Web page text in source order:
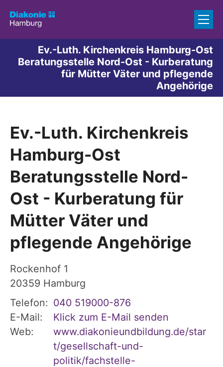
Ev.-Luth. Kirchenkreis Hamburg-Ost
Beratungsstelle Nord-Ost - Kurberatung
für Mütter Väter und pflegende
Angehörige
Ev.-Luth. Kirchenkreis
Hamburg-Ost
Beratungsstelle Nord-
Ost - Kurberatung für
Mütter Väter und
pflegende Angehörige
Rockenhof 1
20359 Hamburg
Telefon: 040 519000-876
E-Mail:
Klick zum E-Mail senden
Web:
www.diakonieundbildung.de/star
t/gesellschaft-und-
politik/fachstelle-